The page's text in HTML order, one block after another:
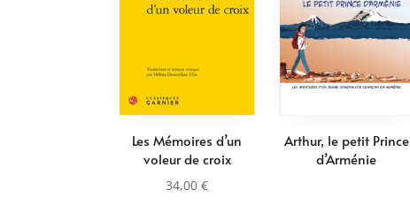
Les Mémoires d’un
voleur de croix
34,00€
Arthur, le petit Prince
d’Arménie